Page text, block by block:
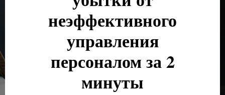
неэффективного
управления
персоналом за 2
минуты